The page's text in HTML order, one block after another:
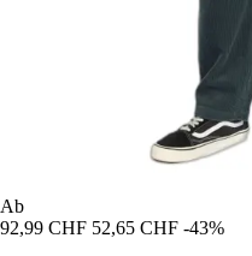
Ab
92,99 CHF 52,65 CHF -43%